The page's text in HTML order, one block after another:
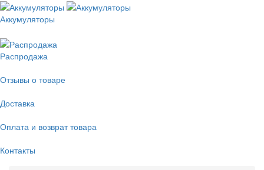
Аккумуляторы
Распродажа
Отзывы о товаре
Доставка
Оплата и возврат товара
Контакты